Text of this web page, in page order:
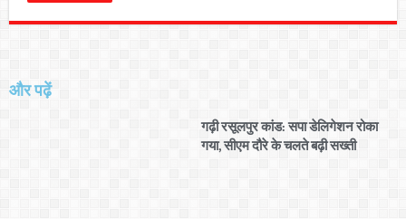
और पढ़ें
गढ़ी रसूलपुर कांड: सपा डेलिगेशन रोका
गया, सीएम दौरे के चलते बढ़ी सख्ती